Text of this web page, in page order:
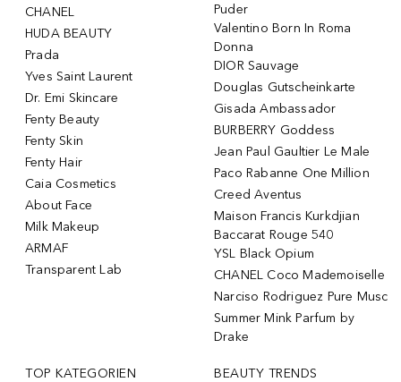
CHANEL
HUDA BEAUTY
Prada
Yves Saint Laurent
Dr. Emi Skincare
Fenty Beauty
Fenty Skin
Fenty Hair
Caia Cosmetics
About Face
Milk Makeup
ARMAF
Transparent Lab
Puder
Valentino Born In Roma
Donna
DIOR Sauvage
Douglas Gutscheinkarte
Gisada Ambassador
BURBERRY Goddess
Jean Paul Gaultier Le Male
Paco Rabanne One Million
Creed Aventus
Maison Francis Kurkdjian
Baccarat Rouge 540
YSL Black Opium
CHANEL Coco Mademoiselle
Narciso Rodriguez Pure Musc
Summer Mink Parfum by
Drake
TOP KATEGORIEN BEAUTY TRENDS